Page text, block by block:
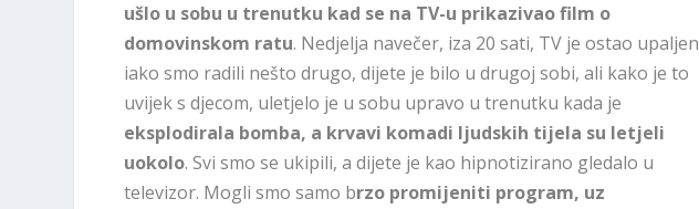
ušlo u sobu u trenutku kad se na TV-u prikazivao film o
domovinskom ratu. Nedjelja navečer, iza 20 sati, TV je ostao upaljen
iako smo radili nešto drugo, dijete je bilo u drugoj sobi, ali kako je to
uvijek s djecom, uletjelo je u sobu upravo u trenutku kada je
eksplodirala bomba, a krvavi komadi ljudskih tijela su letjeli
uokolo. Svi smo se ukipili, a dijete je kao hipnotizirano gledalo u
televizor. Mogli smo samo brzo promijeniti program, uz